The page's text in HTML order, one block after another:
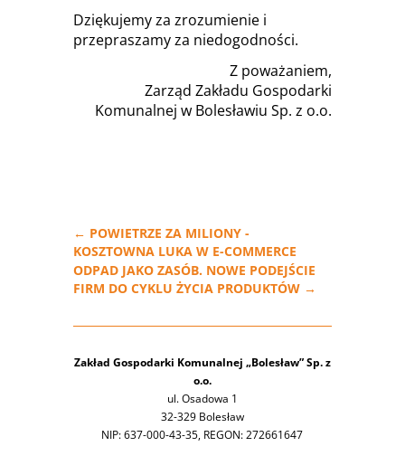
Dziękujemy za zrozumienie i
przepraszamy za niedogodności.
Z poważaniem,
Zarząd Zakładu Gospodarki
Komunalnej w Bolesławiu Sp. z o.o.
← POWIETRZE ZA MILIONY -
KOSZTOWNA LUKA W E-COMMERCE
ODPAD JAKO ZASÓB. NOWE PODEJŚCIE
FIRM DO CYKLU ŻYCIA PRODUKTÓW→
Zakład Gospodarki Komunalnej „Bolesław” Sp. z
o.o.
ul. Osadowa 1
32-329 Bolesław
NIP: 637-000-43-35, REGON: 272661647